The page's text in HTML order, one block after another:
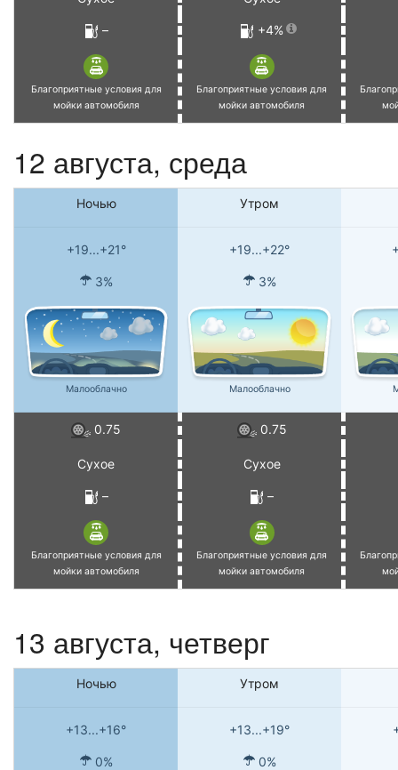
– +4%
Благоприятные условия для
мойки автомобиля
Благоприятные условия для
мойки автомобиля
12 августа, среда
Ночью Утром
+19...+21° +19...+22°
3% 3%
Малооблачно Малооблачно
0.75 0.75
Сухое Сухое
– –
Благоприятные условия для
мойки автомобиля
Благоприятные условия для
мойки автомобиля
13 августа, четверг
Ночью Утром
+13...+16° +13...+19°
0% 0%